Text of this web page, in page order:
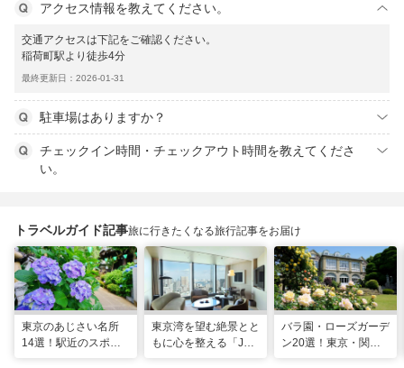
アクセス情報を教えてください。
交通アクセスは下記をご確認ください。
稲荷町駅より徒歩4分
最終更新日：2026-01-31
駐車場はありますか？
チェックイン時間・チェックアウト時間を教えてくださ
い。
トラベルガイド記事旅に行きたくなる旅行記事をお届け
東京のあじさい名所
14選！駅近のスポッ
東京湾を望む絶景とと
もに心を整える「JW
バラ園・ローズガーデ
ン20選！東京・関東